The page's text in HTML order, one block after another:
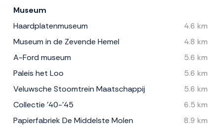
Museum
Haardplatenmuseum
4.6 km
Museum in de Zevende Hemel
4.8 km
A-Ford museum
5.6 km
Paleis het Loo
5.6 km
Veluwsche Stoomtrein Maatschappij
5.6 km
Collectie '40-'45
6.5 km
Papierfabriek De Middelste Molen
8.9 km